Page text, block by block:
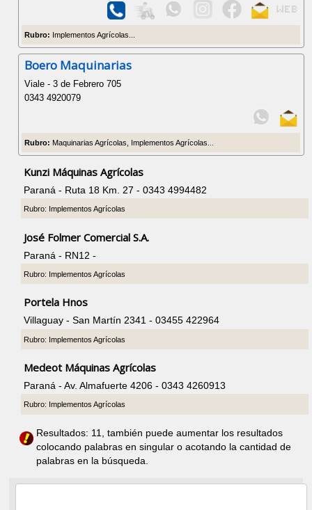
Rubro: Implementos Agrícolas...
Boero Maquinarias
Viale - 3 de Febrero 705
0343 4920079
Rubro: Maquinarias Agrícolas, Implementos Agrícolas...
Kunzi Máquinas Agrícolas
Paraná - Ruta 18 Km. 27 - 0343 4994482
Rubro: Implementos Agrícolas
José Folmer Comercial S.A.
Paraná - RN12 -
Rubro: Implementos Agrícolas
Portela Hnos
Villaguay - San Martín 2341 - 03455 422964
Rubro: Implementos Agrícolas
Medeot Máquinas Agrícolas
Paraná - Av. Almafuerte 4206 - 0343 4260913
Rubro: Implementos Agrícolas
Resultados: 11, también puede aumentar los resultados
colocando palabras en singular o acotando la cantidad de
palabras en la búsqueda.